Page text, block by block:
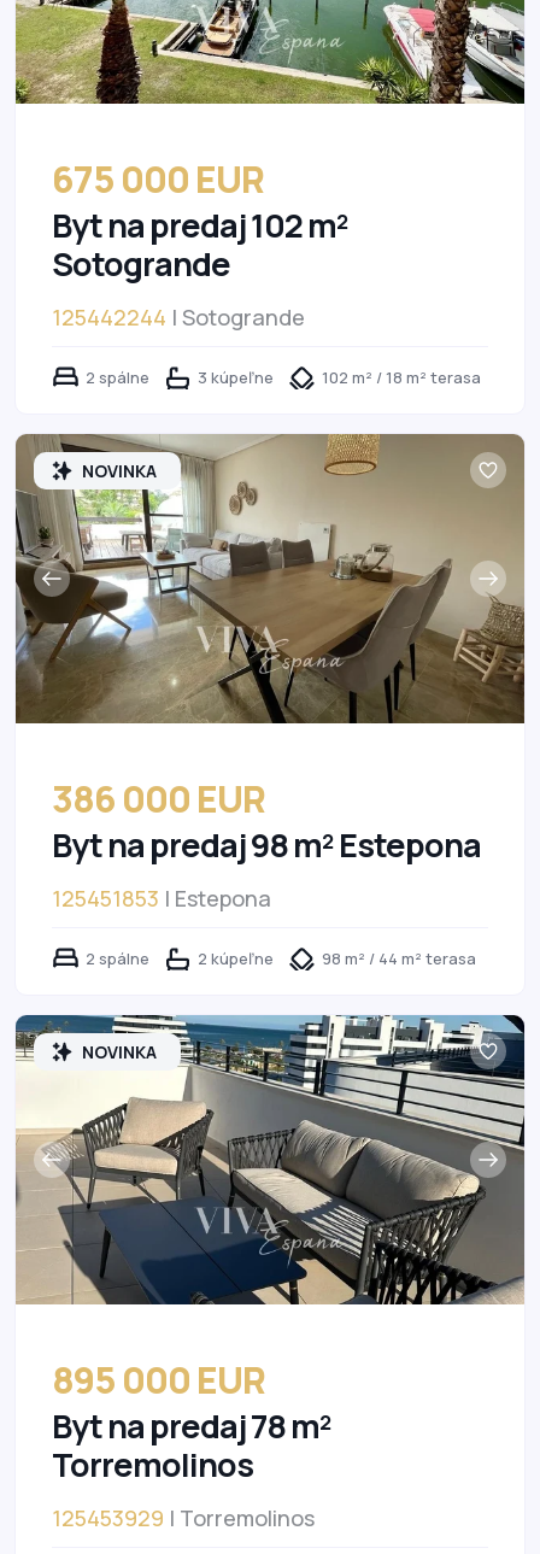
675 000 EUR
Byt na predaj 102 m²
Sotogrande
125442244 | Sotogrande
2 spálne 3 kúpeľne 102 m² / 18 m² terasa
NOVINKA
386 000 EUR
Byt na predaj 98 m² Estepona
125451853 | Estepona
2 spálne 2 kúpeľne 98 m² / 44 m² terasa
NOVINKA
895 000 EUR
Byt na predaj 78 m²
Torremolinos
125453929 | Torremolinos